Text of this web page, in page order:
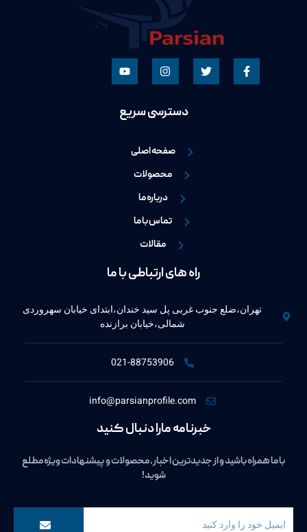
دسترسی سریع
صفحه اصلی
محصولات
درباره ما
تماس با ما
مقالات
راه های ارتباطی با ما
تهران،ضلع جنوب غربی پل سید خندان،ابتدای خیابان سهروردی
شمالی،خیابان برازنده
021-88753906
info@parsianprofile.com
خبرنامه مارا دنبال کنید
با ما همراه باشید و از جدیدترین اخبار، محصولات و پیشنهادات ویژه مطلع
شوید!